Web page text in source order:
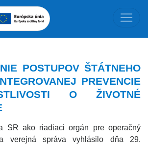
POSTUPOV ŠTÁTNEHO
PREVENCIE
O ŽIVOTNÉ
SR ako riadiaci orgán pre operačný
verejná správa vyhlásilo dňa 29.